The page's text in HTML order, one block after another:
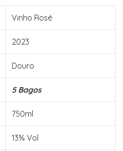
Vinho Rosé
2023
Douro
5 Bagos
750ml
13% Vol